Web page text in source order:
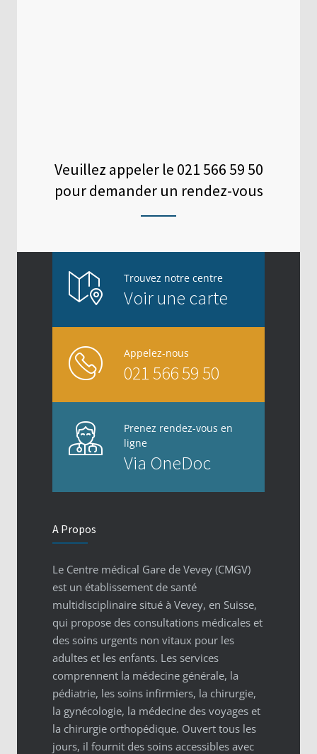
Veuillez appeler le 021 566 59 50
pour demander un rendez-vous
Trouvez notre centre
Voir une carte
Appelez-nous
021 566 59 50
Prenez rendez-vous en
ligne
Via OneDoc
A Propos
Le Centre médical Gare de Vevey (CMGV)
est un établissement de santé
multidisciplinaire situé à Vevey, en Suisse,
qui propose des consultations médicales et
des soins urgents non vitaux pour les
adultes et les enfants. Les services
comprennent la médecine générale, la
pédiatrie, les soins infirmiers, la chirurgie,
la gynécologie, la médecine des voyages et
la chirurgie orthopédique. Ouvert tous les
jours, il fournit des soins accessibles avec